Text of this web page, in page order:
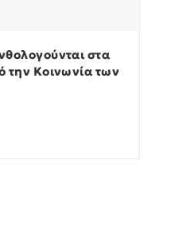
στα
την Κοινωνία των